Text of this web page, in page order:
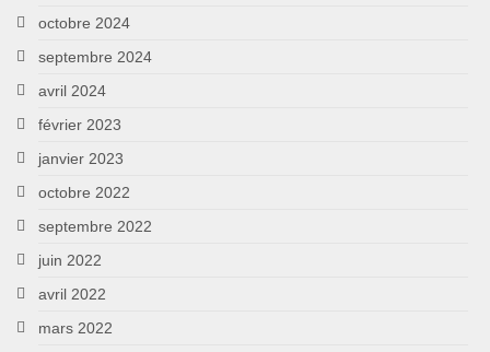
octobre 2024
septembre 2024
avril 2024
février 2023
janvier 2023
octobre 2022
septembre 2022
juin 2022
avril 2022
mars 2022